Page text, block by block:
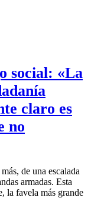
social: «La
claro es
no
de una escalada
armadas. Esta
la favela más grande